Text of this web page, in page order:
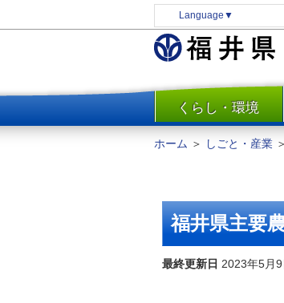
Language ▼
くらし・環境
防災
水道・エネルギー
住まい・土地
環境問題・廃棄物対策
イクル
ホーム ＞ しごと・産業 ＞
福井県主要
最終更新日 2023年5月9